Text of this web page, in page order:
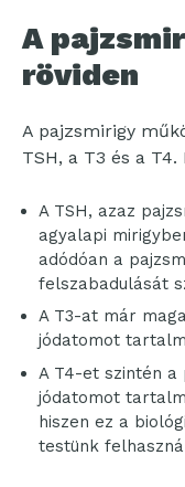
A
röviden
A pajzsmirigy
TSH, a T3 és a
A TSH, azaz
agyalapi
adódóan a
felszabadulását
A T3-at már
jódatomot
A T4-et szintén a
jódatomot
hiszen ez a
testünk